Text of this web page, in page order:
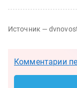
Источник —
Комментарии